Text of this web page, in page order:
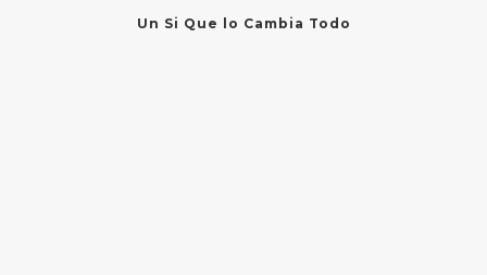
Un Si Que lo Cambia Todo